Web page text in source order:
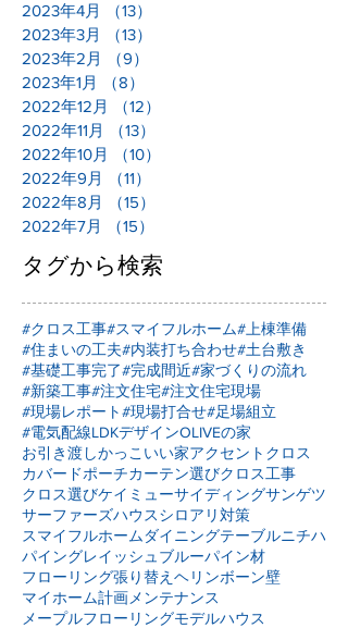
2023年4月
（13）
2023年3月
（13）
2023年2月
（9）
2023年1月
（8）
2022年12月
（12）
2022年11月
（13）
2022年10月
（10）
2022年9月
（11）
2022年8月
（15）
2022年7月
（15）
タグから検索
#クロス工事#スマイフルホーム#上棟準備
#住まいの工夫#内装打ち合わせ#土台敷き
#基礎工事完了#完成間近#家づくりの流れ
#新築工事#注文住宅#注文住宅現場
#現場レポート#現場打合せ#足場組立
#電気配線LDKデザインOLIVEの家
お引き渡しかっこいい家アクセントクロス
カバードポーチカーテン選びクロス工事
クロス選びケイミューサイディングサンゲツ
サーファーズハウスシロアリ対策
スマイフルホームダイニングテーブルニチハ
パイングレイッシュブルーパイン材
フローリング張り替え ヘリンボーン壁
マイホーム計画 メンテナンス
メープルフローリングモデルハウス